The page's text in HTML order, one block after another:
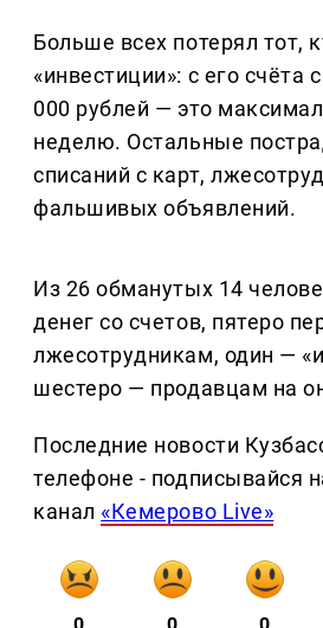
Больше всех потерял тот,
«инвестиции»: с его счёта
000 рублей — это
неделю. Остальные
списаний с карт,
фальшивых объявлений.
Из 26 обманутых 14
денег со счетов, пятеро
лжесотрудникам, один —
шестеро — продавцам на
Последние новости
телефоне - подписывайся
канал «Кемерово Live»